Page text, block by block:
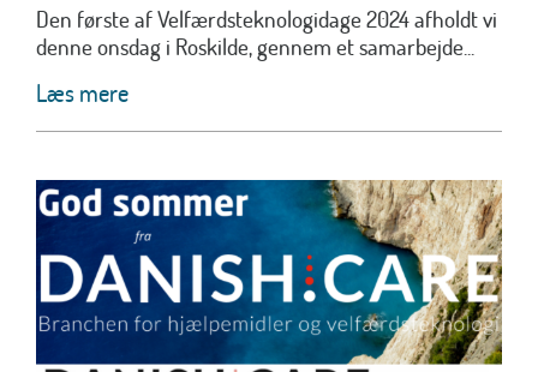
Den første af Velfærdsteknologidage 2024 afholdt vi
denne onsdag i Roskilde, gennem et samarbejde...
Læs mere